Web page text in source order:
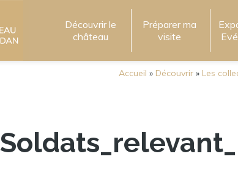
Découvrir le
château
Préparer ma
visite
Accueil » Découvrir» Les